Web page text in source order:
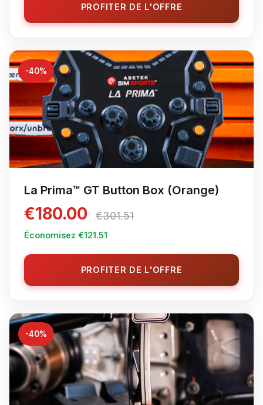
PROFITER DE L'OFFRE
-40%
La Prima™ GT Button Box (Orange)
€180.00 €301.51
Économisez €121.51
PROFITER DE L'OFFRE
-40%